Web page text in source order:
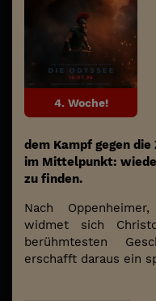
4. Woche!
dem Kampf gegen
im Mittelpunkt:
zu finden.
Nach
widmet sich
berühmtesten
erschafft daraus ein